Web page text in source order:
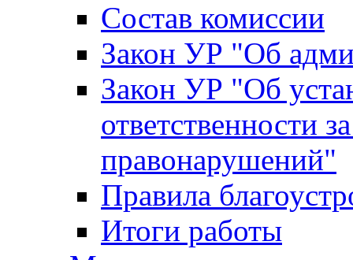
Состав комиссии
Закон УР "Об
Закон УР "Об
ответственности
правонарушений"
Правила
Итоги работы